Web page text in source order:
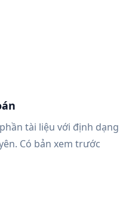
tài liệu với định dạng
Có bản xem trước